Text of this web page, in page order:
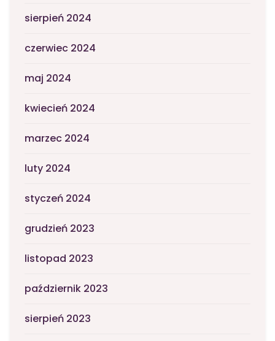
sierpień 2024
czerwiec 2024
maj 2024
kwiecień 2024
marzec 2024
luty 2024
styczeń 2024
grudzień 2023
listopad 2023
październik 2023
sierpień 2023